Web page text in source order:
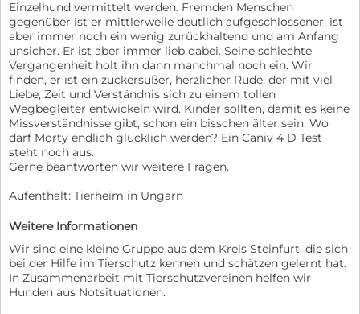
Einzelhund vermittelt werden. Fremden Menschen
gegenüber ist er mittlerweile deutlich aufgeschlossener, ist
aber immer noch ein wenig zurückhaltend und am Anfang
unsicher. Er ist aber immer lieb dabei. Seine schlechte
Vergangenheit holt ihn dann manchmal noch ein. Wir
finden, er ist ein zuckersüßer, herzlicher Rüde, der mit viel
Liebe, Zeit und Verständnis sich zu einem tollen
Wegbegleiter entwickeln wird. Kinder sollten, damit es keine
Missverständnisse gibt, schon ein bisschen älter sein. Wo
darf Morty endlich glücklich werden? Ein Caniv 4 D Test
steht noch aus.
Gerne beantworten wir weitere Fragen.
Aufenthalt: Tierheim in Ungarn
Weitere Informationen
Wir sind eine kleine Gruppe aus dem Kreis Steinfurt, die sich
bei der Hilfe im Tierschutz kennen und schätzen gelernt hat.
In Zusammenarbeit mit Tierschutzvereinen helfen wir
Hunden aus Notsituationen.